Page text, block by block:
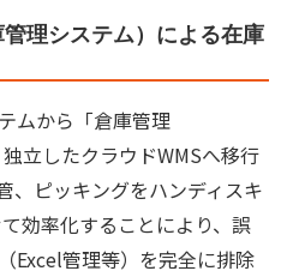
理システム）による在庫
ムから「倉庫管理
独立したクラウドWMSへ移行
、ピッキングをハンディスキ
効率化することにより、誤
Excel管理等）を完全に排除